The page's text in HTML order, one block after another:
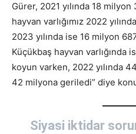
Gürer, 2021 yılında 18
hayvan varlığımız 2022
2023 yılında ise 16 milyon
Küçükbaş hayvan varlığında
koyun varken, 2022 yılında
42 milyona geriledi” diye
Siyasi iktidar